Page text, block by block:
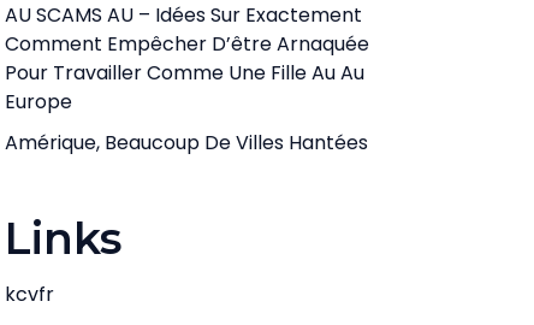
AU SCAMS AU – Idées Sur Exactement
Comment Empêcher D’être Arnaquée
Pour Travailler Comme Une Fille Au Au
Europe
Amérique, Beaucoup De Villes Hantées
Links
kcvfr